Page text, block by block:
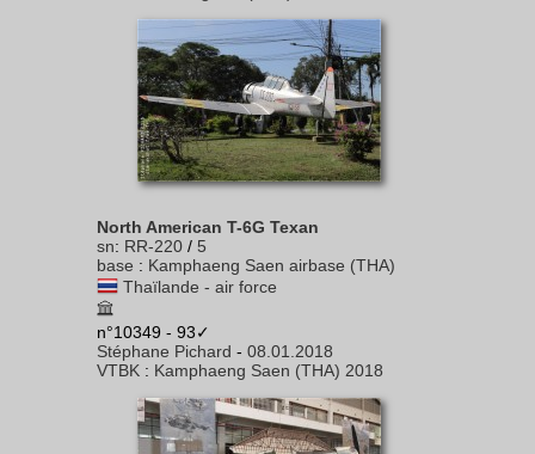
North American T-6G Texan
sn: RR-220 / 5
base : Kamphaeng Saen airbase (THA)
Thaïlande - air force
n°10349 - 93✓
Stéphane Pichard - 08.01.2018
VTBK : Kamphaeng Saen (THA) 2018